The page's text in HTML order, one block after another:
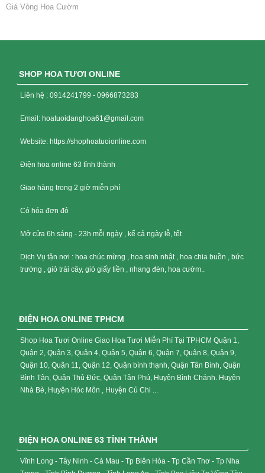
Giá Vòng Hoa Cườm
SHOP HOA TƯƠI ONLINE
Liên hệ : 0914241799 - 0966873283
Email: hoatuoidanghoa61@gmail.com
Website: https://shophoatuoionline.com
Điện hoa online 63 tỉnh thành
Giao hàng trong 2 giờ miễn phí
Có hóa đơn đỏ
Mở cửa 6h sáng - 23h mỗi ngày , kể cả ngày lễ, tết
Dịch Vụ tận nơi : hoa chúc mừng , hoa sinh nhật , hoa chia buồn , bức
trướng , giỏ trái cây, giỏ giấy tiền , nhang đèn, hoa cườm..
ĐIỆN HOA ONLINE TPHCM
Shop Hoa Tươi Online Giao Hoa Tươi Miễn Phí Tại TPHCM Quận 1,
Quận 2, Quận 3, Quận 4, Quận 5, Quận 6, Quận 7, Quận 8, Quận 9,
Quận 10, Quận 11, Quận 12, Quận bình thạnh, Quận Tân Bình, Quận
Bình Tân, Quận Thủ Đức, Quận Tân Phú, Huyện Bình Chánh. Huyện
Nhà Bè, Huyện Hóc Môn , Huyện Củ Chi ...
ĐIỆN HOA ONLINE 63 TỈNH THÀNH
Vĩnh Long - Tây Ninh - Cà Mau - Tp Biên Hòa - Tp Cần Thơ - Tp Nha